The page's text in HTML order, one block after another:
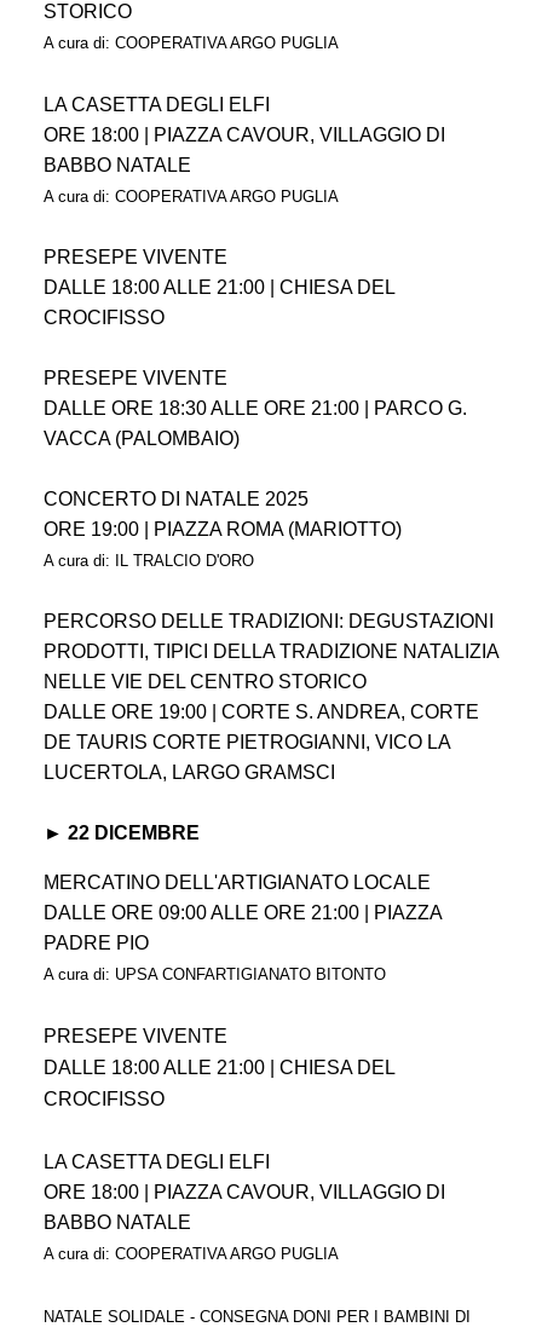
STORICO
A cura di: COOPERATIVA ARGO PUGLIA
LA CASETTA DEGLI ELFI
ORE 18:00 | PIAZZA CAVOUR, VILLAGGIO DI
BABBO NATALE
A cura di: COOPERATIVA ARGO PUGLIA
PRESEPE VIVENTE
DALLE 18:00 ALLE 21:00 | CHIESA DEL
CROCIFISSO
PRESEPE VIVENTE
DALLE ORE 18:30 ALLE ORE 21:00 | PARCO G.
VACCA (PALOMBAIO)
CONCERTO DI NATALE 2025
ORE 19:00 | PIAZZA ROMA (MARIOTTO)
A cura di: IL TRALCIO D'ORO
PERCORSO DELLE TRADIZIONI: DEGUSTAZIONI
PRODOTTI, TIPICI DELLA TRADIZIONE NATALIZIA
NELLE VIE DEL CENTRO STORICO
DALLE ORE 19:00 | CORTE S. ANDREA, CORTE
DE TAURIS CORTE PIETROGIANNI, VICO LA
LUCERTOLA, LARGO GRAMSCI
► 22 DICEMBRE
MERCATINO DELL'ARTIGIANATO LOCALE
DALLE ORE 09:00 ALLE ORE 21:00 | PIAZZA
PADRE PIO
A cura di: UPSA CONFARTIGIANATO BITONTO
PRESEPE VIVENTE
DALLE 18:00 ALLE 21:00 | CHIESA DEL
CROCIFISSO
LA CASETTA DEGLI ELFI
ORE 18:00 | PIAZZA CAVOUR, VILLAGGIO DI
BABBO NATALE
A cura di: COOPERATIVA ARGO PUGLIA
NATALE SOLIDALE - CONSEGNA DONI PER I BAMBINI DI